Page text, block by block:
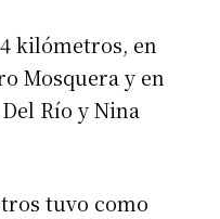
kilómetros, en
Mosquera y en
Río y Nina
tuvo como